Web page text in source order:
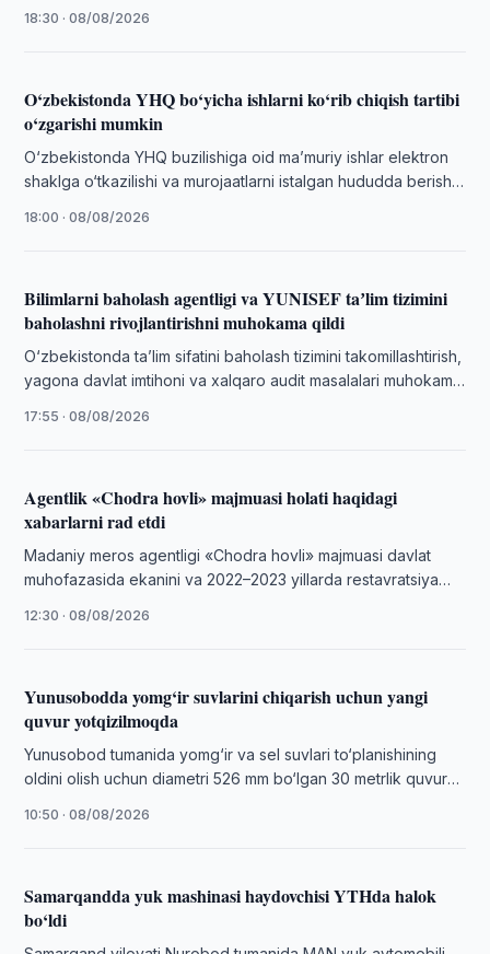
masala muhokama …
18:30 · 08/08/2026
O‘zbekistonda YHQ bo‘yicha ishlarni ko‘rib chiqish tartibi
o‘zgarishi mumkin
O‘zbekistonda YHQ buzilishiga oid maʼmuriy ishlar elektron
shaklga o‘tkazilishi va murojaatlarni istalgan hududda berish
18:00 · 08/08/2026
Bilimlarni baholash agentligi va YUNISEF taʼlim tizimini
baholashni rivojlantirishni muhokama qildi
O‘zbekistonda taʼlim sifatini baholash tizimini takomillashtirish,
yagona davlat imtihoni va xalqaro audit masalalari muhokama
17:55 · 08/08/2026
Agentlik «Chodra hovli» majmuasi holati haqidagi
xabarlarni rad etdi
Madaniy meros agentligi «Chodra hovli» majmuasi davlat
muhofazasida ekanini va 2022–2023 yillarda restavratsiya
12:30 · 08/08/2026
Yunusobodda yomg‘ir suvlarini chiqarish uchun yangi
quvur yotqizilmoqda
Yunusobod tumanida yomg‘ir va sel suvlari to‘planishining
oldini olish uchun diametri 526 mm bo‘lgan 30 metrlik quvur
10:50 · 08/08/2026
Samarqandda yuk mashinasi haydovchisi YTHda halok
bo‘ldi